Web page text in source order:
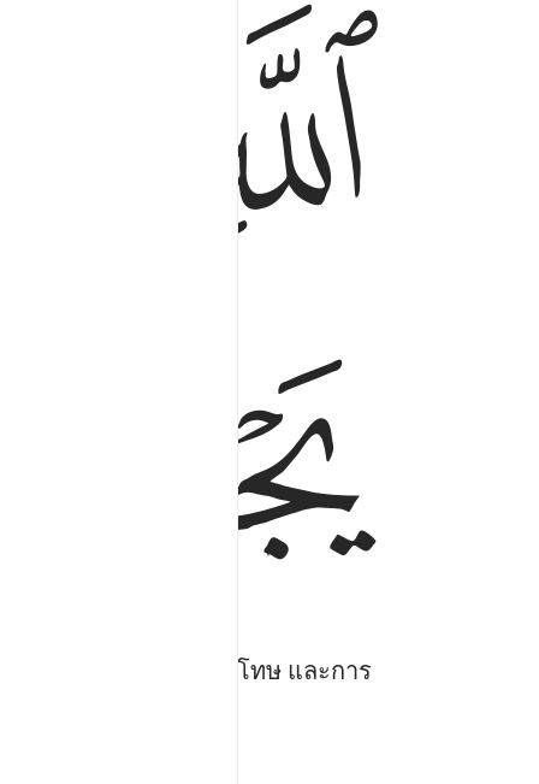
ﳝ
ﳡ
) แล้ว แน่นอนการอภัยโทษ และการ